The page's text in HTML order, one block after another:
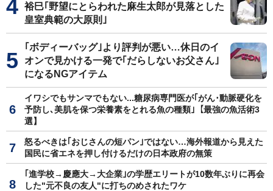
裕巳｢野望にとらわれた麻生太郎が見落とした
皇室典範の大原則｣
｢ボディーバッグ｣より評判が悪い…休日のイ
オンで見かける一発で｢だらしないお父さん｣
になるNGアイテム
イワシでもサンマでもない...糖尿病専門医が｢がん･動脈硬化を
予防し､美肌を保つ栄養素をとれる魚の種類｣【最強の魚活術3
選】
怒るべきは｢おじさんの短パン｣ではない…海外報道から見えた
国民に省エネを押し付けるだけの日本政府の無策
｢進学校→慶應大→大企業｣の学歴エリートが10数年ぶりに再会
した"元不良の友人"に打ちのめされたワケ